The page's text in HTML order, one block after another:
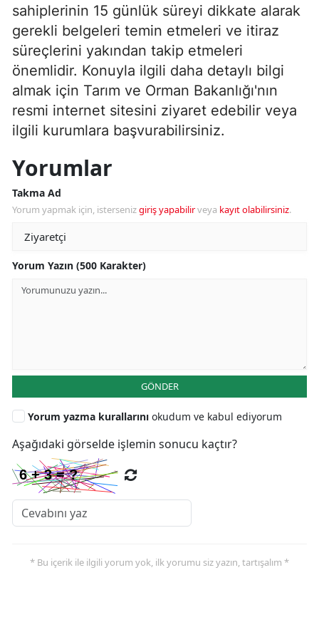
sahiplerinin 15 günlük süreyi dikkate alarak
gerekli belgeleri temin etmeleri ve itiraz
süreçlerini yakından takip etmeleri
önemlidir. Konuyla ilgili daha detaylı bilgi
almak için Tarım ve Orman Bakanlığı'nın
resmi internet sitesini ziyaret edebilir veya
ilgili kurumlara başvurabilirsiniz.
Yorumlar
Takma Ad
Yorum yapmak için, istersenizgiriş yapabilirveya kayıt olabilirsiniz.
Yorum Yazın (500 Karakter)
GÖNDER
Yorum yazma kurallarını okudum ve kabul ediyorum
Aşağıdaki görselde işlemin sonucu kaçtır?
* Bu içerik ile ilgili yorum yok, ilk yorumu siz yazın, tartışalım *